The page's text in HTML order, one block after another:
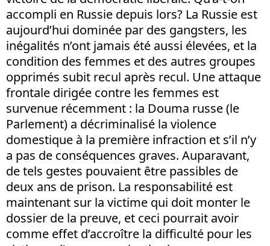
accompli en Russie depuis lors? La Russie est
aujourd’hui dominée par des gangsters, les
inégalités n’ont jamais été aussi élevées, et la
condition des femmes et des autres groupes
opprimés subit recul après recul. Une attaque
frontale dirigée contre les femmes est
survenue récemment : la Douma russe (le
Parlement) a décriminalisé la violence
domestique à la première infraction et s’il n’y
a pas de conséquences graves. Auparavant,
de tels gestes pouvaient être passibles de
deux ans de prison. La responsabilité est
maintenant sur la victime qui doit monter le
dossier de la preuve, et ceci pourrait avoir
comme effet d’accroître la difficulté pour les